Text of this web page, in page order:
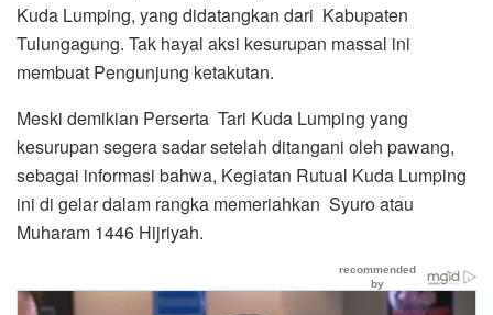
Kuda Lumping, yang didatangkan dari Kabupaten
Tulungagung. Tak hayal aksi kesurupan massal ini
membuat Pengunjung ketakutan.
Meski demikian Perserta Tari Kuda Lumping yang
kesurupan segera sadar setelah ditangani oleh pawang,
sebagai informasi bahwa, Kegiatan Rutual Kuda Lumping
ini di gelar dalam rangka memeriahkan Syuro atau
Muharam 1446 Hijriyah.